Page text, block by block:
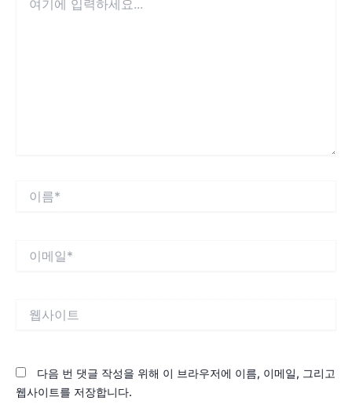
다음 번 댓글 작성을 위해 이 브라우저에 이름, 이메일, 그리고
웹사이트를 저장합니다.